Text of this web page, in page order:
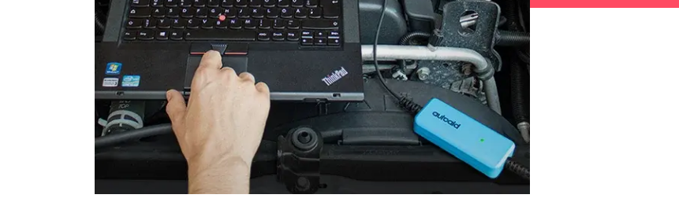
Wegfahrsperre
Zentralelektronik
Zentralmodul Komfort
Verfügbarkeit abhängig von Modell, Motorisierung, Ausstattung und Konfiguration